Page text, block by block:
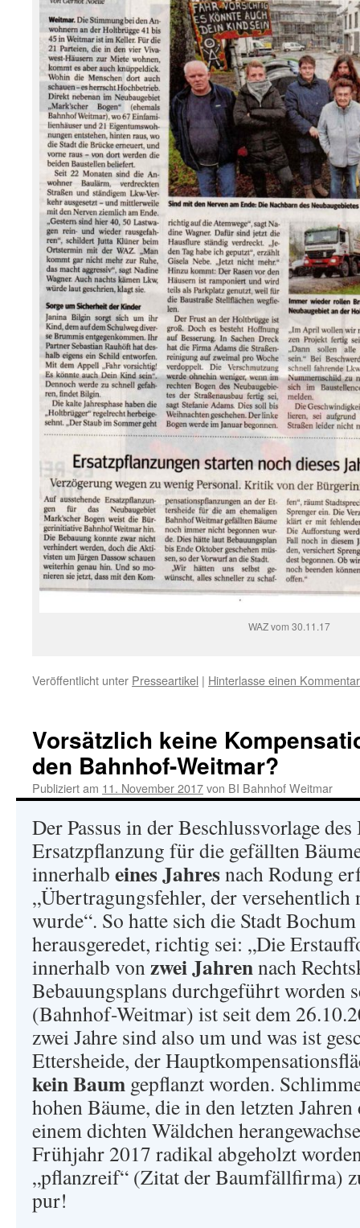
WAZ vom 30.11.17
Veröffentlicht unter Presseartikel | Hinterlasse einen Kommentar
Vorsätzlich keine
den Bahnhof-Weitmar?
Publiziert am 11. November 2017von BI Bahnhof Weitmar
Der Passus in der Beschlussvorlage
Ersatzpflanzung für die gefällten
innerhalb eines Jahresnach Rodung
„Übertragungsfehler, der
wurde“. So hatte sich die Stadt
herausgeredet, richtig sei: „Die
innerhalb vonzwei Jahrennach
Bebauungsplans durchgeführt worden
(Bahnhof-Weitmar) ist seit dem
zwei Jahre sind also um und was ist
Ettersheide, der
kein Baum gepflanzt worden.
hohen Bäume, die in den letzten
einem dichten Wäldchen
Frühjahr 2017 radikal abgeholzt
„pflanzreif“ (Zitat der Baumfällfirma)
pur!